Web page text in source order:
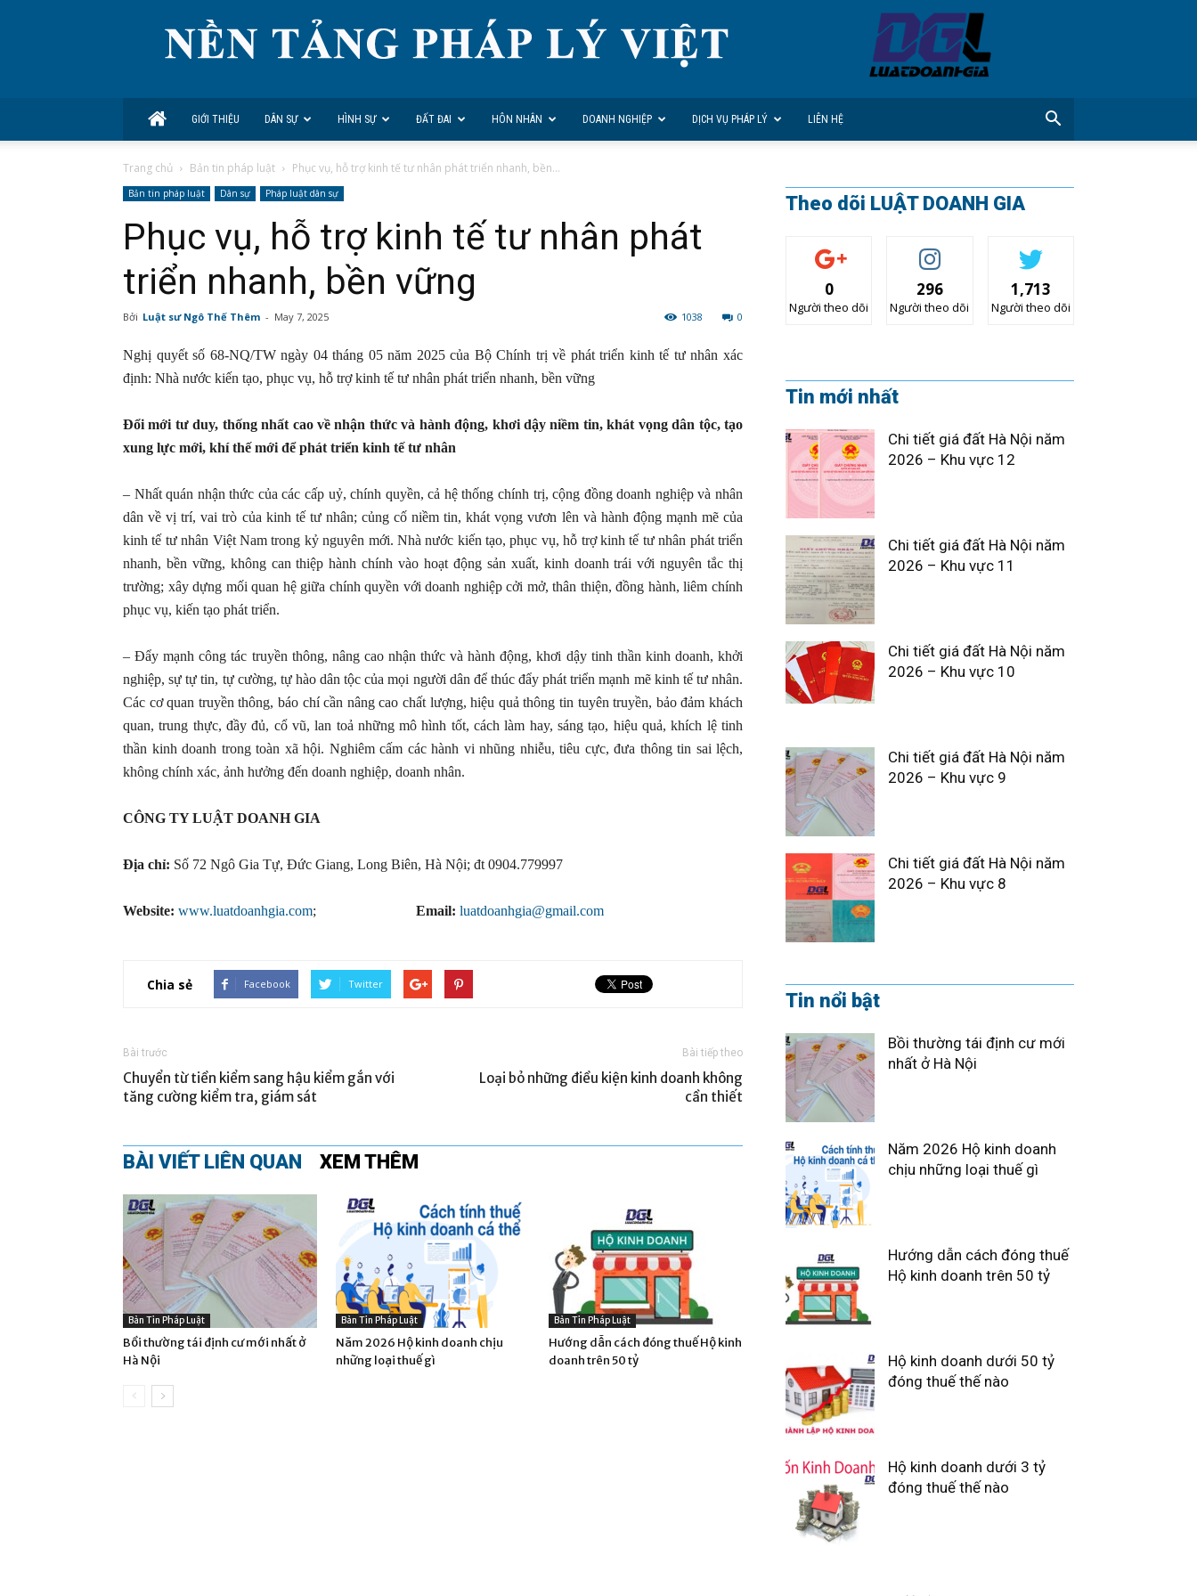
GIỚI THIỆU DÂN SỰ HÌNH SỰ ĐẤT ĐAI HÔN NHÂN DOANH NGHIỆP DỊCH VỤ PHÁP LÝ LIÊN HỆ
Trang chủ Bản tin pháp luật Phục vụ, hỗ trợ kinh tế tư nhân phát triển nhanh, bền...
Bản tin pháp luật Dân sự Pháp luật dân sự
Phục vụ, hỗ trợ kinh tế tư nhân phát
triển nhanh, bền vững
Bởi Luật sư Ngô Thế Thêm - May 7, 2025 0
1038
Nghị quyết số 68-NQ/TW ngày 04 tháng 05 năm 2025 của Bộ Chính trị về phát triển kinh tế tư nhân xác
định: Nhà nước kiến tạo, phục vụ, hỗ trợ kinh tế tư nhân phát triển nhanh, bền vững
Đổi mới tư duy, thống nhất cao về nhận thức và hành động, khơi dậy niềm tin, khát vọng dân tộc, tạo
xung lực mới, khí thế mới để phát triển kinh tế tư nhân
– Nhất quán nhận thức của các cấp uỷ, chính quyền, cả hệ thống chính trị, cộng đồng doanh nghiệp và nhân
dân về vị trí, vai trò của kinh tế tư nhân; củng cố niềm tin, khát vọng vươn lên và hành động mạnh mẽ của
kinh tế tư nhân Việt Nam trong kỷ nguyên mới. Nhà nước kiến tạo, phục vụ, hỗ trợ kinh tế tư nhân phát triển
nhanh, bền vững, không can thiệp hành chính vào hoạt động sản xuất, kinh doanh trái với nguyên tắc thị
trường; xây dựng mối quan hệ giữa chính quyền với doanh nghiệp cởi mở, thân thiện, đồng hành, liêm chính
phục vụ, kiến tạo phát triển.
– Đẩy mạnh công tác truyền thông, nâng cao nhận thức và hành động, khơi dậy tinh thần kinh doanh, khởi
nghiệp, sự tự tin, tự cường, tự hào dân tộc của mọi người dân để thúc đẩy phát triển mạnh mẽ kinh tế tư nhân.
Các cơ quan truyền thông, báo chí cần nâng cao chất lượng, hiệu quả thông tin tuyên truyền, bảo đảm khách
quan, trung thực, đầy đủ, cổ vũ, lan toả những mô hình tốt, cách làm hay, sáng tạo, hiệu quả, khích lệ tinh
thần kinh doanh trong toàn xã hội. Nghiêm cấm các hành vi nhũng nhiễu, tiêu cực, đưa thông tin sai lệch,
không chính xác, ảnh hưởng đến doanh nghiệp, doanh nhân.
CÔNG TY LUẬT DOANH GIA
Địa chỉ: Số 72 Ngô Gia Tự, Đức Giang, Long Biên, Hà Nội; đt 0904.779997
Website: www.luatdoanhgia.com; Email: luatdoanhgia@gmail.com
Chia sẻ Facebook Twitter
Bài trước
Chuyển từ tiền kiểm sang hậu kiểm gắn với
tăng cường kiểm tra, giám sát
Bài tiếp theo
Loại bỏ những điều kiện kinh doanh không
cần thiết
BÀI VIẾT LIÊN QUAN XEM THÊM
Bản Tin Pháp Luật
Bồi thường tái định cư mới nhất ở
Hà Nội
Bản Tin Pháp Luật
Năm 2026 Hộ kinh doanh chịu
những loại thuế gì
Bản Tin Pháp Luật
Hướng dẫn cách đóng thuế Hộ kinh
doanh trên 50 tỷ
Theo dõi LUẬT DOANH GIA
0
Người theo dõi
296
Người theo dõi
1,713
Người theo dõi
Tin mới nhất
Chi tiết giá đất Hà Nội năm
2026 – Khu vực 12
Chi tiết giá đất Hà Nội năm
2026 – Khu vực 11
Chi tiết giá đất Hà Nội năm
2026 – Khu vực 10
Chi tiết giá đất Hà Nội năm
2026 – Khu vực 9
Chi tiết giá đất Hà Nội năm
2026 – Khu vực 8
Tin nổi bật
Bồi thường tái định cư mới
nhất ở Hà Nội
Năm 2026 Hộ kinh doanh
chịu những loại thuế gì
Hướng dẫn cách đóng thuế
Hộ kinh doanh trên 50 tỷ
Hộ kinh doanh dưới 50 tỷ
đóng thuế thế nào
Hộ kinh doanh dưới 3 tỷ
đóng thuế thế nào